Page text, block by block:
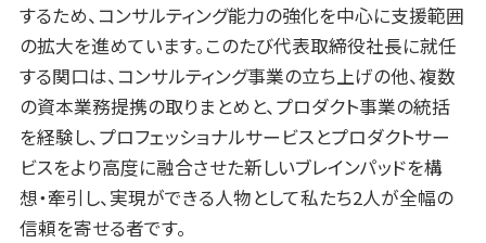
するため、コンサルティング能力の強化を中心に支援範囲
の拡大を進めています。このたび代表取締役社長に就任
する関口は、コンサルティング事業の立ち上げの他、複数
の資本業務提携の取りまとめと、プロダクト事業の統括
を経験し、プロフェッショナルサービスとプロダクトサー
ビスをより高度に融合させた新しいブレインパッドを構
想・牽引し、実現ができる人物として私たち2人が全幅の
信頼を寄せる者です。